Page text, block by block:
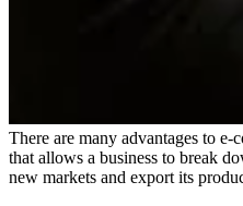
There are many advantages to e-
that allows a business to break
new markets and export its